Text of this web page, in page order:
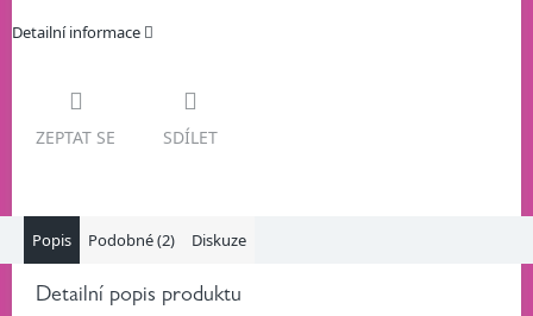
Detailní informace
ZEPTAT SE SDÍLET
Popis Podobné (2) Diskuze
Detailní popis produktu